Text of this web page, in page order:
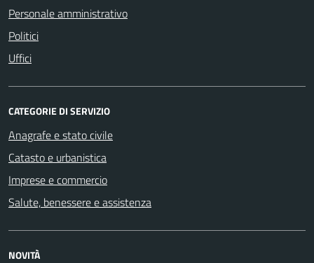
Personale amministrativo
Politici
Uffici
CATEGORIE DI SERVIZIO
Anagrafe e stato civile
Catasto e urbanistica
Imprese e commercio
Salute, benessere e assistenza
NOVITÀ